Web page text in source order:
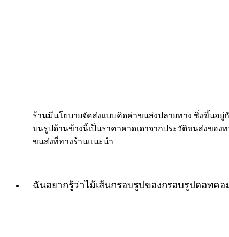
ร้านมีนโยบายจัดส่งแบบคิดค่าขนส่งปลายทาง ซึ่งขึ้นอ
บนรูปด้านข้างนี้เป็นราคาคาดเดาจากประวัติขนส่งของ
ขนส่งที่ทางร้านแนะนำ
ฉันอยากรู้ว่าไม้เส้นกรอบรูปของกรอบรูปดอทคอ